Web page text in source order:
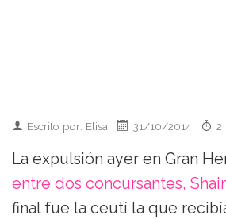
Escrito por: Elisa 31/10/2014 2
La expulsión ayer en Gran
entre dos concursantes,
final fue la ceutí la que